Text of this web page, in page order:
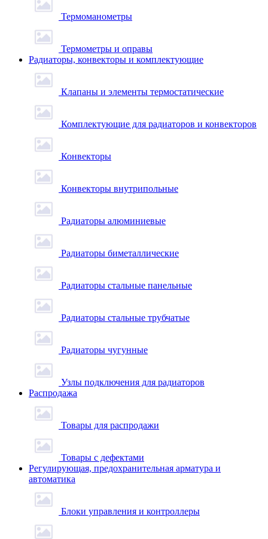
Термоманометры
Термометры и оправы
Радиаторы, конвекторы и комплектующие
Клапаны и элементы термостатические
Комплектующие для радиаторов и конвекторов
Конвекторы
Конвекторы внутрипольные
Радиаторы алюминиевые
Радиаторы биметаллические
Радиаторы стальные панельные
Радиаторы стальные трубчатые
Радиаторы чугунные
Узлы подключения для радиаторов
Распродажа
Товары для распродажи
Товары с дефектами
Регулирующая, предохранительная арматура и
автоматика
Блоки управления и контроллеры